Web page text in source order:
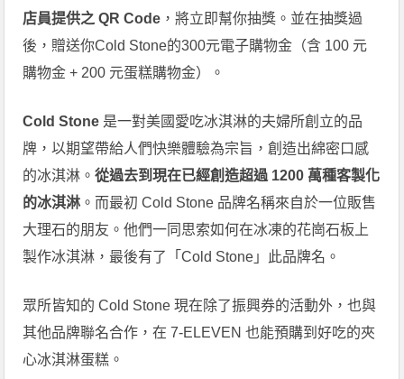
店員提供之 QR Code ，將立即幫你抽獎。並在抽獎過
後，贈送你Cold Stone的300元電子購物金（含 100 元
購物金 + 200 元蛋糕購物金）。
Cold Stone 是一對美國愛吃冰淇淋的夫婦所創立的品
牌，以期望帶給人們快樂體驗為宗旨，創造出綿密口感
的冰淇淋。從過去到現在已經創造超過 1200 萬種客製化
的冰淇淋 。而最初 Cold Stone 品牌名稱來自於一位販售
大理石的朋友。他們一同思索如何在冰凍的花崗石板上
製作冰淇淋，最後有了「Cold Stone」此品牌名。
眾所皆知的 Cold Stone 現在除了振興券的活動外，也與
其他品牌聯名合作，在 7-ELEVEN 也能預購到好吃的夾
心冰淇淋蛋糕。